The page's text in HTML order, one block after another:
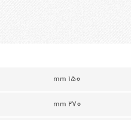
150 mm
270 mm